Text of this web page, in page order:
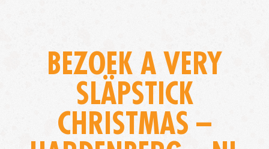
BEZOEK A VERY
SLÄPSTICK
CHRISTMAS –